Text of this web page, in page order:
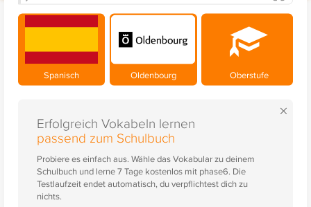
Spanisch Oldenbourg Oberstufe
×
Erfolgreich Vokabeln lernen
passend zum Schulbuch
Probiere es einfach aus. Wähle das Vokabular zu deinem
Schulbuch und lerne 7 Tage kostenlos mit phase6. Die
Testlaufzeit endet automatisch, du verpflichtest dich zu
nichts.